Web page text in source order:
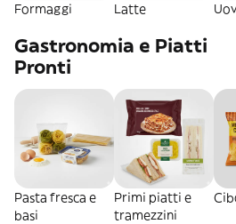
Formaggi Latte
Gastronomia e Piatti
Pronti
Pasta fresca e
basi
Primi piatti e
tramezzini